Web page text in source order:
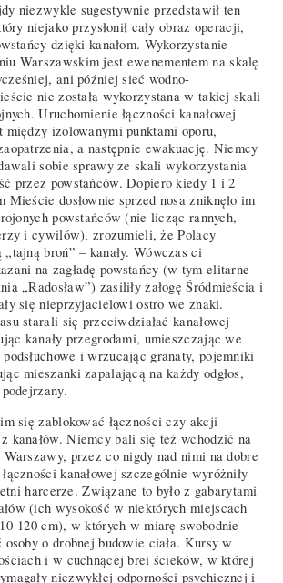
niezwykle sugestywnie przedstawił ten
niejako przysłonił cały obraz operacji,
dzięki kanałom. Wykorzystanie
Warszawskim jest ewenementem na skalę
ani później sieć wodno-
nie została wykorzystana w takiej skali
Uruchomienie łączności kanałowej
między izolowanymi punktami oporu,
a następnie ewakuację. Niemcy
sobie sprawy ze skali wykorzystania
przez powstańców. Dopiero kiedy 1 i 2
Mieście dosłownie sprzed nosa zniknęło im
powstańców (nie licząc rannych,
i cywilów), zrozumieli, że Polacy
broń” – kanały. Wówczas ci
na zagładę powstańcy (w tym elitarne
„Radosław”) zasiliły załogę Śródmieścia i
się nieprzyjacielowi ostro we znaki.
starali się przeciwdziałać kanałowej
kanały przegrodami, umieszczając we
i wrzucając granaty, pojemniki
mieszanki zapalającą na każdy odgłos,
się zablokować łączności czy akcji
kanałów. Niemcy bali się też wchodzić na
Warszawy, przez co nigdy nad nimi na dobre
kanałowej szczególnie wyróżniły
harcerze. Związane to było z gabarytami
(ich wysokość w niektórych miejscach
120 cm), w których w miarę swobodnie
osoby o drobnej budowie ciała. Kursy w
i w cuchnącej brei ścieków, w której
niezwykłej odporności psychicznej i